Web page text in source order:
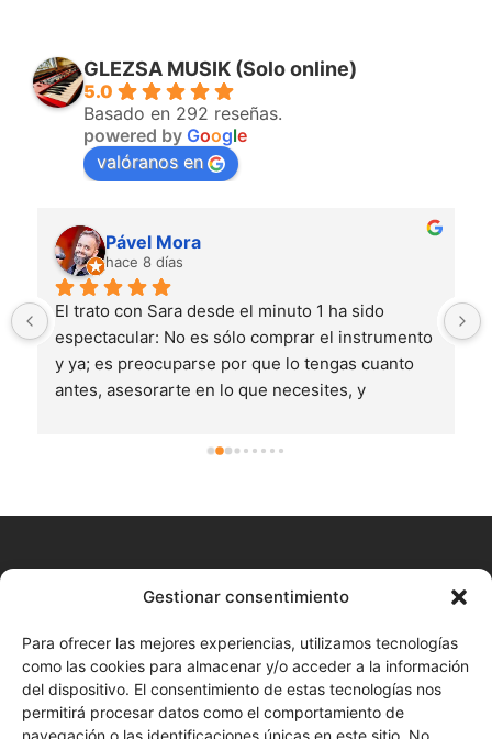
Gestionar consentimiento
Para ofrecer las mejores experiencias, utilizamos tecnologías
como las cookies para almacenar y/o acceder a la información
del dispositivo. El consentimiento de estas tecnologías nos
permitirá procesar datos como el comportamiento de
navegación o las identificaciones únicas en este sitio. No
GLEZSA MUSIK (Solo online)
5.0
Basado en 292 reseñas.
powered by Google
valóranos en
Pável Mora
hace 8 días
El trato con Sara desde el minuto 1 ha sido
espectacular: No es sólo comprar el instrumento
y ya; es preocuparse por que lo tengas cuanto
antes, asesorarte en lo que necesites, y
no pagas... Comprar en Glezsa musik te da un
Stage 4 un jueves a las 6pm y lo tenía a las 10am
+34 680 577 777
Huelva Online (Cita previa)
Enviar correo